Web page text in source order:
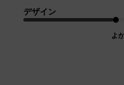
デザイン
よ